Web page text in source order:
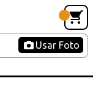
Usar Foto